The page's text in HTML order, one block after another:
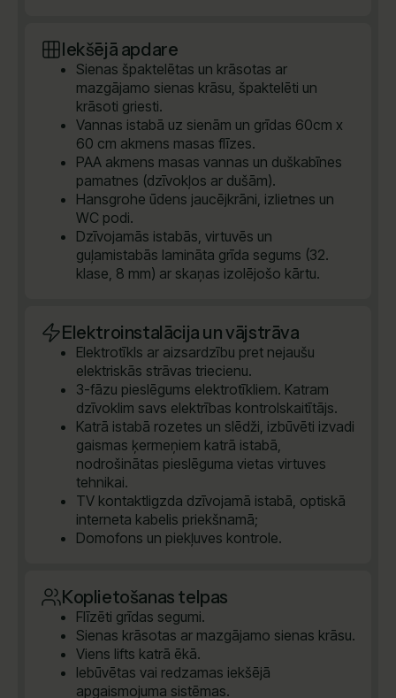
Iekšējā apdare
Sienas špaktelētas un krāsotas ar
mazgājamo sienas krāsu, špaktelēti un
krāsoti griesti.
Vannas istabā uz sienām un grīdas 60cm x
60 cm akmens masas flīzes.
PAA akmens masas vannas un duškabīnes
pamatnes (dzīvokļos ar dušām).
Hansgrohe ūdens jaucējkrāni, izlietnes un
WC podi.
Dzīvojamās istabās, virtuvēs un
guļamistabās lamināta grīda segums (32.
klase, 8 mm) ar skaņas izolējošo kārtu.
Elektroinstalācija un vājstrāva
Elektrotīkls ar aizsardzību pret nejaušu
elektriskās strāvas triecienu.
3-fāzu pieslēgums elektrotīkliem. Katram
dzīvoklim savs elektrības kontrolskaitītājs.
Katrā istabā rozetes un slēdži, izbūvēti izvadi
gaismas ķermeņiem katrā istabā,
nodrošinātas pieslēguma vietas virtuves
tehnikai.
TV kontaktligzda dzīvojamā istabā, optiskā
interneta kabelis priekšnamā;
Domofons un piekļuves kontrole.
Koplietošanas telpas
Flīzēti grīdas segumi.
Sienas krāsotas ar mazgājamo sienas krāsu.
Viens lifts katrā ēkā.
Iebūvētas vai redzamas iekšējā
apgaismojuma sistēmas.